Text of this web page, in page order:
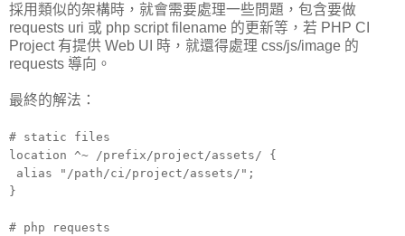
採用類似的架構時，就會需要處理一些問題，包含要做
requests uri 或 php script filename 的更新等，若 PHP CI
Project 有提供 Web UI 時，就還得處理 css/js/image 的
requests 導向。
最終的解法：
# static files
location ^~ /prefix/project/assets/ {
alias "/path/ci/project/assets/";
}
# php requests